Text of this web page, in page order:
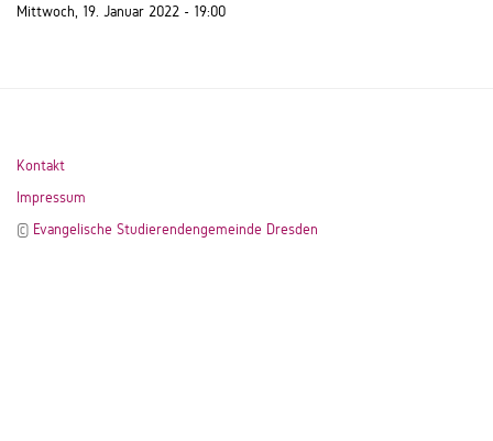
Mittwoch, 19. Januar 2022 - 19:00
Kontakt
Impressum
© Evangelische Studierendengemeinde Dresden